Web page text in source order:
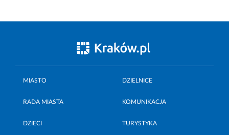
MIASTO DZIELNICE
RADA MIASTA KOMUNIKACJA
DZIECI TURYSTYKA